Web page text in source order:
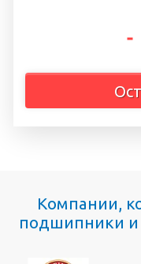
Компании,
подшипники и